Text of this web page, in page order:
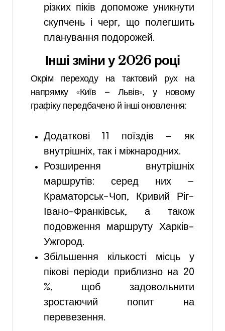
різких піків допоможе уникнути
скупчень і черг, що полегшить
планування подорожей.
Інші зміни у 2026 році
Окрім переходу на тактовий рух на
напрямку «Київ — Львів», у новому
графіку передбачено й інші оновлення:
Додаткові 11 поїздів — як
внутрішніх, так і міжнародних.
Розширення внутрішніх
маршрутів: серед них —
Краматорськ–Чоп, Кривий Ріг–
Івано-Франківськ, а також
подовження маршруту Харків–
Ужгород.
Збільшення кількості місць у
пікові періоди приблизно на 20
%, щоб задовольнити
зростаючий попит на
перевезення.